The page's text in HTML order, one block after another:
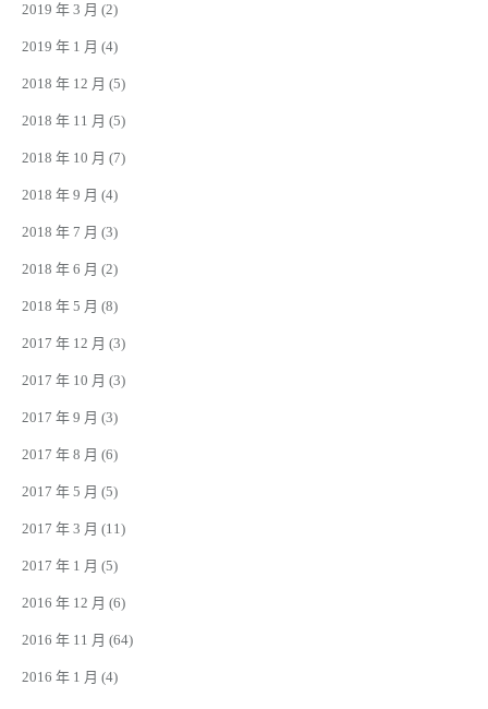
2019 年 3 月 (2)
2019 年 1 月 (4)
2018 年 12 月 (5)
2018 年 11 月 (5)
2018 年 10 月 (7)
2018 年 9 月 (4)
2018 年 7 月 (3)
2018 年 6 月 (2)
2018 年 5 月 (8)
2017 年 12 月 (3)
2017 年 10 月 (3)
2017 年 9 月 (3)
2017 年 8 月 (6)
2017 年 5 月 (5)
2017 年 3 月 (11)
2017 年 1 月 (5)
2016 年 12 月 (6)
2016 年 11 月 (64)
2016 年 1 月 (4)